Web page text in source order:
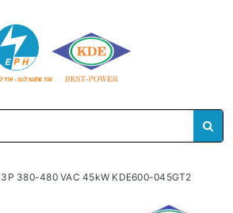
3P 380-480 VAC 45kW KDE600-045GT2